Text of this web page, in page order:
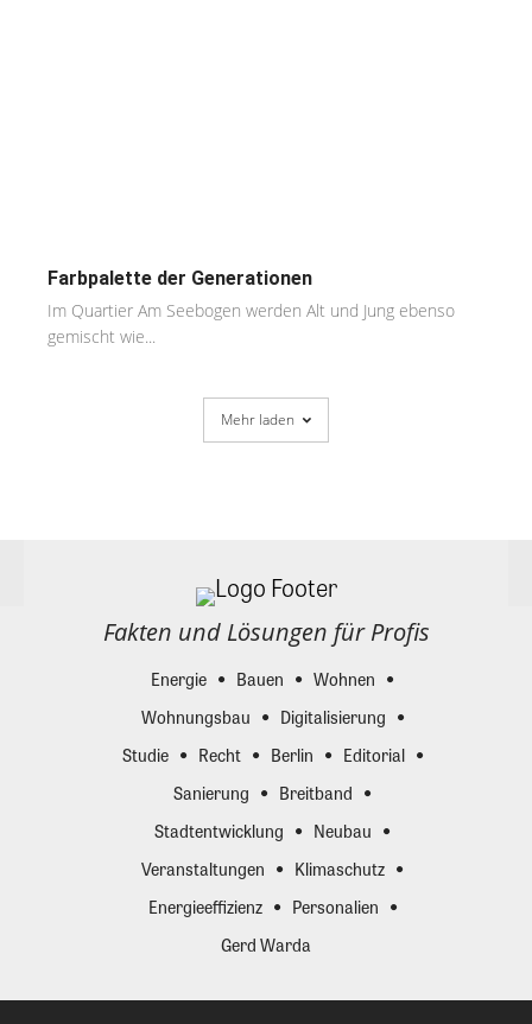
Farbpalette der Generationen
Im Quartier Am Seebogen werden Alt und Jung ebenso
gemischt wie...
Mehr laden
Fakten und Lösungen für Profis
Energie Bauen
Wohnen
Wohnungsbau
Digitalisierung
Studie
Recht Berlin
Editorial
Sanierung
Breitband
Stadtentwicklung
Neubau
Veranstaltungen
Klimaschutz
Energieeffizienz
Personalien
Gerd Warda